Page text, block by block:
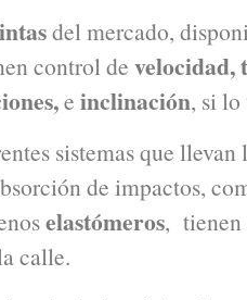
del mercado,
control de velocidad,
e inclinación, si
sistemas que llevan
de impactos,
elastómeros, tienen
calle.